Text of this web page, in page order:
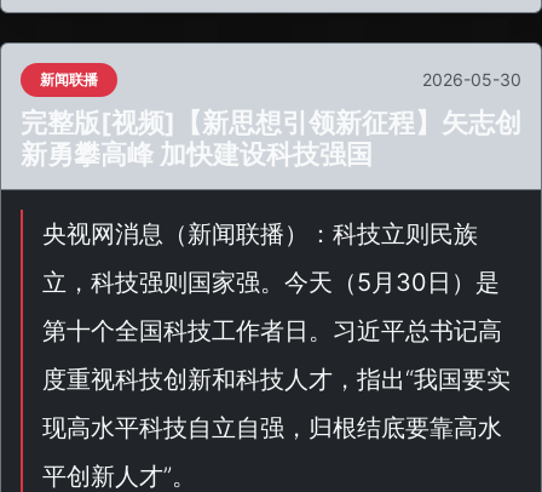
新闻联播 2026-05-30
完整版[视频]【新思想引领新征程】矢志创
新勇攀高峰 加快建设科技强国
央视网消息（新闻联播）：科技立则民族
立，科技强则国家强。今天（5月30日 ）是
第十个全国科技工作者日。习近平总书记高
度重视科技创新和科技人才，指出“我国要实
现高水平科技自立自强，归根结底要靠高水
平创新人才”。